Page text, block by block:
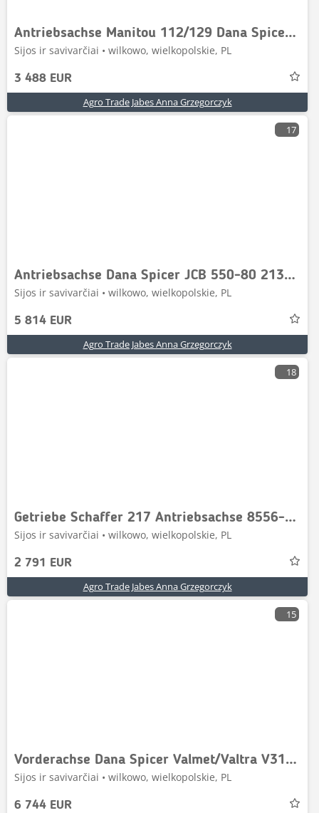
Antriebsachse Manitou 112/129 Dana Spicer 235371
Sijos ir savivarčiai • wilkowo, wielkopolskie, PL
3 488 EUR
Agro Trade Jabes Anna Grzegorczyk
17
Antriebsachse Dana Spicer JCB 550-80 21306004619 2
Sijos ir savivarčiai • wilkowo, wielkopolskie, PL
5 814 EUR
Agro Trade Jabes Anna Grzegorczyk
18
Getriebe Schaffer 217 Antriebsachse 8556-M-18 Hydr
Sijos ir savivarčiai • wilkowo, wielkopolskie, PL
2 791 EUR
Agro Trade Jabes Anna Grzegorczyk
15
Vorderachse Dana Spicer Valmet/Valtra V31955500 30
Sijos ir savivarčiai • wilkowo, wielkopolskie, PL
6 744 EUR